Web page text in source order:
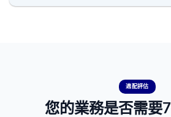
適配評估
您的業務是否需要7